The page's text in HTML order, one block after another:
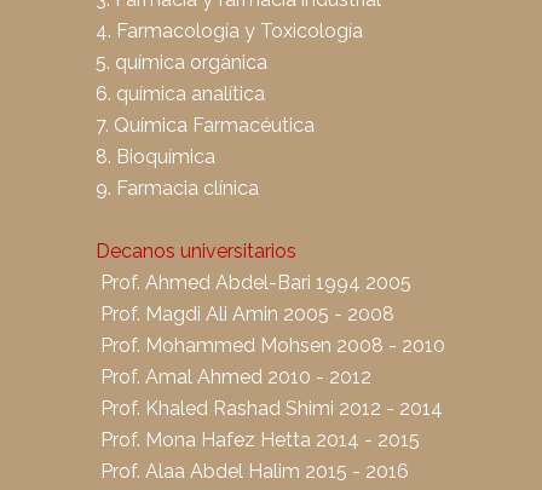
4. Farmacología y Toxicología
5. química orgánica
6. química analítica
7. Química Farmacéutica
8. Bioquímica
9. Farmacia clínica
Decanos universitarios
Prof. Ahmed Abdel-Bari 1994 2005
Prof. Magdi Ali Amin 2005 - 2008
Prof. Mohammed Mohsen 2008 - 2010
Prof. Amal Ahmed 2010 - 2012
Prof. Khaled Rashad Shimi 2012 - 2014
Prof. Mona Hafez Hetta 2014 - 2015
Prof. Alaa Abdel Halim 2015 - 2016